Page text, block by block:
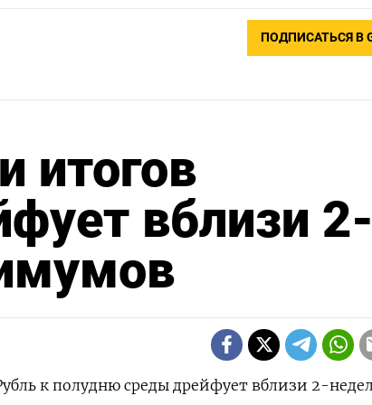
ПОДПИСАТЬСЯ В
итогов
вблизи 2-
к полудню среды дрейфует вблизи 2-